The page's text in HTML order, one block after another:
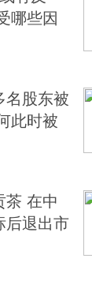
哪些因
名股东被
此时被
茶 在中
后退出市